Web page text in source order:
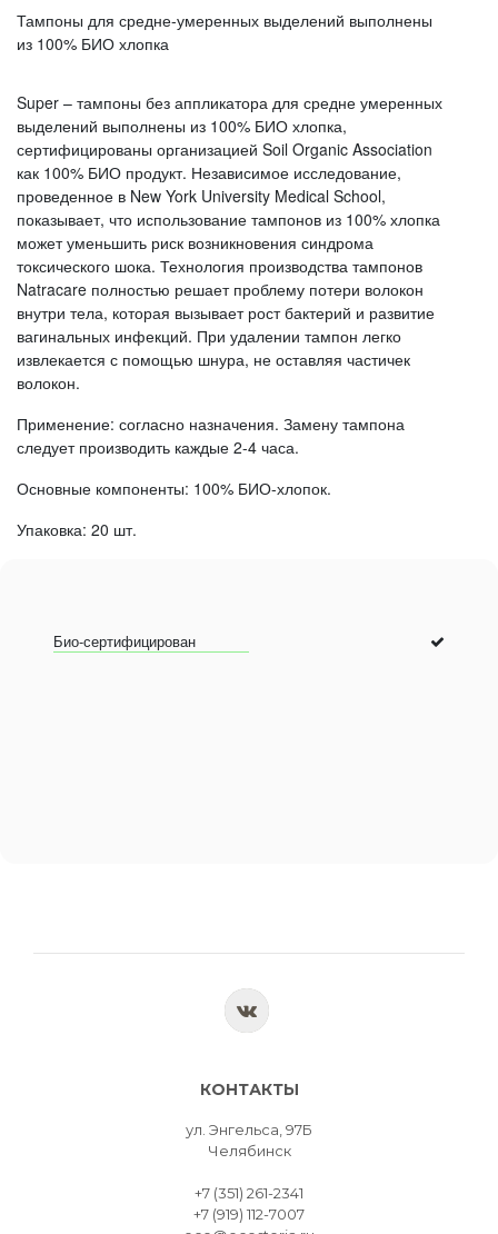
Тампоны для средне-умеренных выделений выполнены
из 100% БИО хлопка
Super – тампоны без аппликатора для средне умеренных
выделений выполнены из 100% БИО хлопка,
сертифицированы организацией Soil Organic Association
как 100% БИО продукт. Независимое исследование,
проведенное в New York University Medical School,
показывает, что использование тампонов из 100% хлопка
может уменьшить риск возникновения синдрома
токсического шока. Технология производства тампонов
Natracare полностью решает проблему потери волокон
внутри тела, которая вызывает рост бактерий и развитие
вагинальных инфекций. При удалении тампон легко
извлекается с помощью шнура, не оставляя частичек
волокон.
Применение: согласно назначения. Замену тампона
следует производить каждые 2-4 часа.
Основные компоненты: 100% БИО-хлопок.
Упаковка: 20 шт.
Био-сертифицирован
КОНТАКТЫ
ул. Энгельса, 97Б
Челябинск
+7 (351) 261-2341
+7 (919) 112-7007